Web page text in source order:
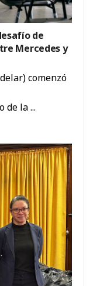
de
Mercedes y
comenzó
de la ...